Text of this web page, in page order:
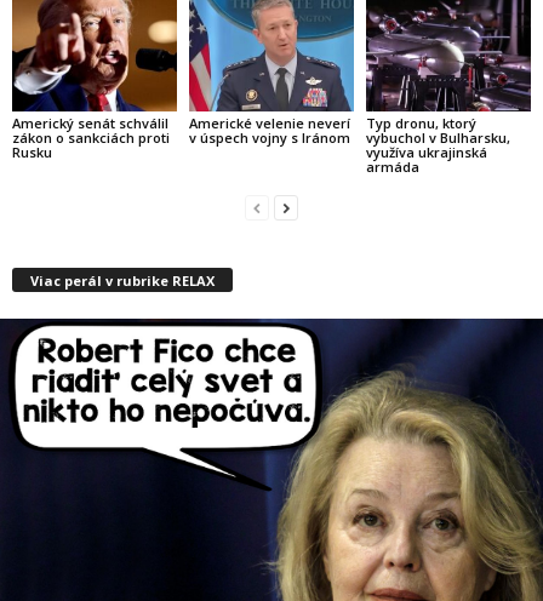
Americký senát schválil
zákon o sankciách proti
Rusku
Americké velenie neverí
v úspech vojny s Iránom
Typ dronu, ktorý
vybuchol v Bulharsku,
využíva ukrajinská
armáda
Viac perál v rubrike RELAX